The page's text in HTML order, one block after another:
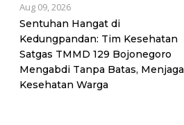
Aug 09, 2026
Sentuhan Hangat di
Kedungpandan: Tim Kesehatan
Satgas TMMD 129 Bojonegoro
Mengabdi Tanpa Batas, Menjaga
Kesehatan Warga